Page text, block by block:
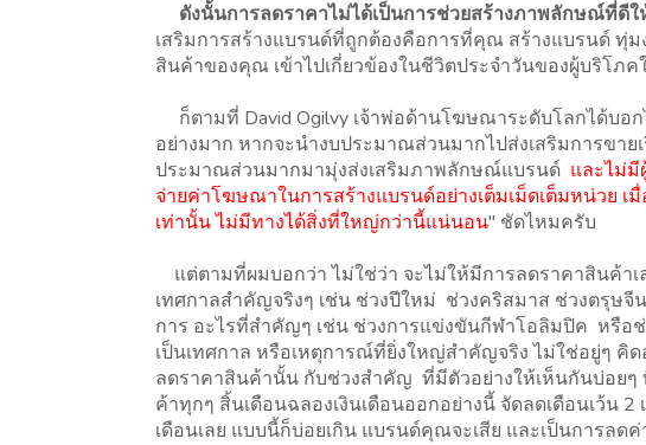
ดังนั้นการลดราคาไม่ได้เป็นการช่วยสร้างภาพลักษณ์ที่ดี
เสริมการสร้างแบรนด์ที่ถูกต้องคือการที่คุณ สร้างแบรนด์ ทุ่
สินค้าของคุณ เข้าไปเกี่ยวข้องในชีวิตประจำวันของผู้บริโภค
ก็ตามที่ David Ogilvy เจ้าพ่อด้านโฆษณาระดับโลกได้บอ
อย่างมาก หากจะนำงบประมาณส่วนมากไปส่งเสริมการขา
ประมาณส่วนมากมามุ่งส่งเสริมภาพลักษณ์แบรนด์ และไม่มี
จ่ายค่าโฆษณาในการสร้างแบรนด์อย่างเต็มเม็ดเต็มหน่วย
เท่านั้น ไม่มีทางได้สิ่งที่ใหญ่กว่านี้แน่นอน" ชัดไหมครับ
แต่ตามที่ผมบอกว่า ไม่ใช่ว่า จะไม่ให้มีการลดราคาสินค้า
เทศกาลสำคัญจริงๆ เช่น ช่วงปีใหม่ ช่วงคริสมาส ช่วงตรุษจี
การ อะไรที่สำคัญๆ เช่น ช่วงการแข่งขันกีฬาโอลิมปิค หรือ
เป็นเทศกาล หรือเหตุการณ์ที่ยิ่งใหญ่สำคัญจริง ไม่ใช่อยู่ๆ คิ
ลดราคาสินค้านั้น กับช่วงสำคัญ ที่มีตัวอย่างให้เห็นกันบ่อยๆ
ค้าทุกๆ สิ้นเดือนฉลองเงินเดือนออกอย่างนี้ จัดลดเดือนเว้น
เดือนเลย แบบนี้ก็บ่อยเกิน แบรนด์คุณจะเสีย และเป็นการล